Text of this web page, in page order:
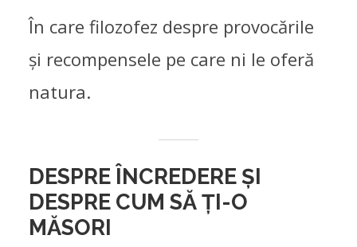
În care filozofez despre provocările
și recompensele pe care ni le oferă
natura.
DESPRE ÎNCREDERE ȘI
DESPRE CUM SĂ ȚI-O
MĂSORI